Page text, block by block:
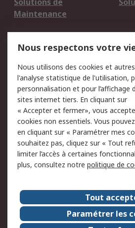
Solutions de
Maintenance
du site
Politique de protection
des données - Mise à
jour
Conditions générales
de vente
Campagnes marketing
A propos de RS
A propos de RS France
Le groupe RS Group Plc
RS dans le monde
Nous respectons votre
Nous utilisons des cookies et
l'analyse statistique de l'utilisation,
personnalisation et pour l’affichage
sites internet tiers. En cliquant sur
« Accepter et fermer», vous
cookies non essentiels. Vous
en cliquant sur « Paramétrer mes
souhaitez pas, cliquez sur « Tout
limiter l’accès à certaines
plus, consultez notre politique de
Tout
Paramétrer les